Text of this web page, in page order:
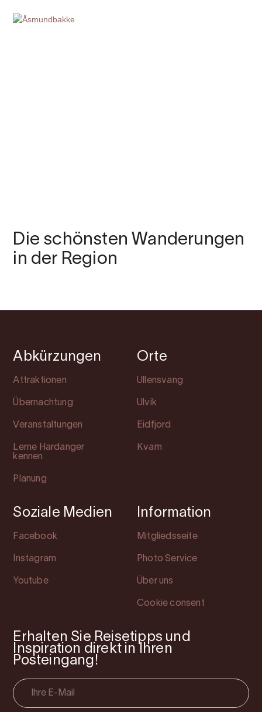
Die schönsten Wanderungen
in der Region
Abkürzungen
Attraktionen
Übernachtung
Veranstaltungen
Lerne Hardanger
kennen
Planung
Orte
Ullensvang
Ulvik
Eidfjord
Kvam
Soziale Medien
Facebook
Instagram
Youtube
Information
Mitgliedsseite
Photo Service
Über uns
Cookie consent
Erhalten Sie Reisetipps und
Inspiration direkt in Ihren
Posteingang!